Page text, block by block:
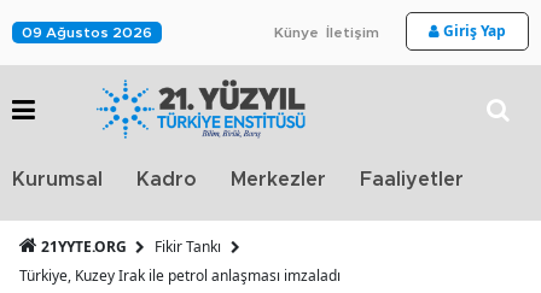
09 Ağustos 2026 Künye İletişim Giriş Yap
Kurumsal Kadro Merkezler Faaliyetler
21YYTE.ORG
Fikir Tankı
Türkiye, Kuzey Irak ile petrol anlaşması imzaladı